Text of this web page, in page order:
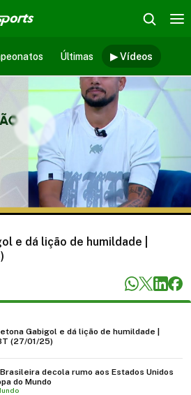
Últimas ▶ Vídeos
e dá lição de humildade |
Gabigol e dá lição de humildade |
(27/01/25)
decola rumo aos Estados Unidos
do Mundo